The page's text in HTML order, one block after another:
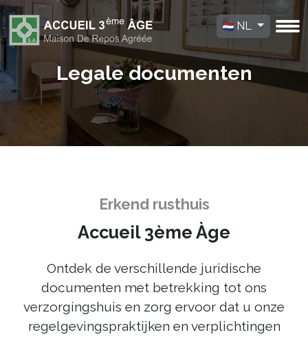
NL
Legale documenten
Erkend rusthuis
Accueil 3ème Àge
Ontdek de verschillende juridische
documenten met betrekking tot ons
verzorgingshuis en zorg ervoor dat u onze
regelgevingspraktijken en verplichtingen